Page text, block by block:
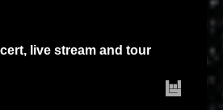
live stream and tour